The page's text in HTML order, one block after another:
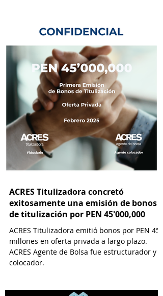
ACRES Titulizadora concretó
exitosamente una emisión de bonos
de titulización por PEN 45'000,000
ACRES Titulizadora emitió bonos por PEN 45
millones en oferta privada a largo plazo.
ACRES Agente de Bolsa fue estructurador y
colocador.